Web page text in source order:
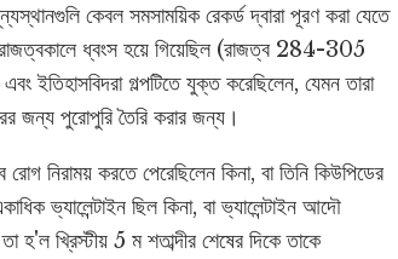
কেবল সমসাময়িক রেকর্ড দ্বারা পূরণ করা যেতে
রাজত্বকালে ধ্বংস হয়ে গিয়েছিল (রাজত্ব 284-305
ইতিহাসবিদরা গল্পটিতে যুক্ত করেছিলেন, যেমন তারা
জন্য পুরোপুরি তৈরি করার জন্য।
নিরাময় করতে পেরেছিলেন কিনা, বা তিনি কিউপিডের
ভ্যালেন্টাইন ছিল কিনা, বা ভ্যালেন্টাইন আদৌ
হ'ল খ্রিস্টীয় 5 ম শতাব্দীর শেষের দিকে তাকে